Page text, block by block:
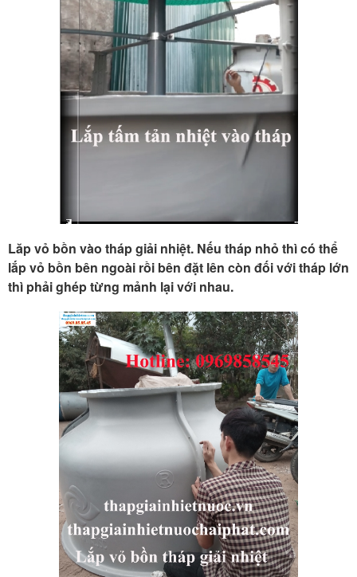
Lăp vỏ bồn vào tháp giải nhiệt. Nếu tháp nhỏ thì có thể
lắp vỏ bồn bên ngoài rồi bên đặt lên còn đối với tháp lớn
thì phải ghép từng mảnh lại với nhau.